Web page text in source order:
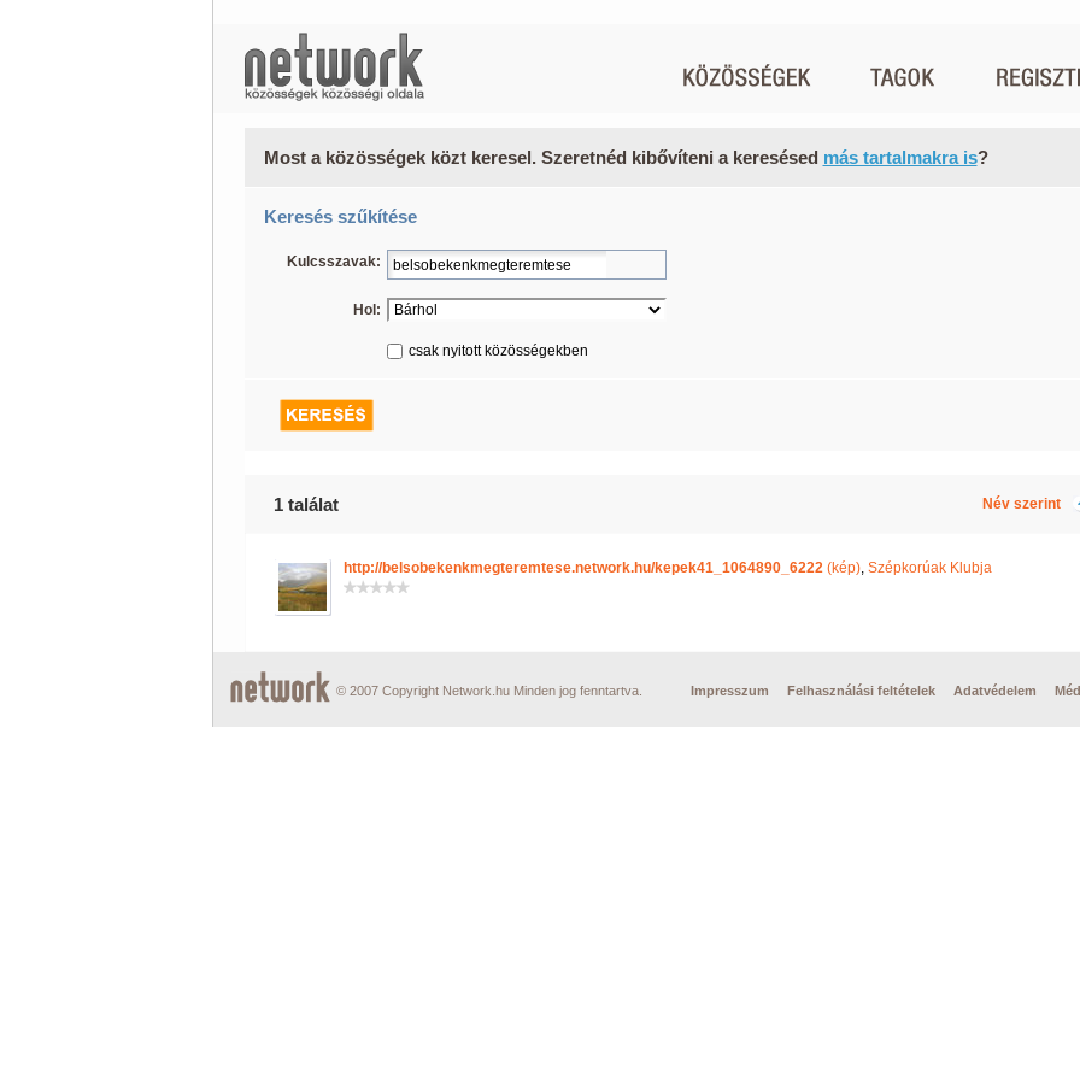
Most a közösségek közt keresel. Szeretnéd kibővíteni a keresésed más tartalmakra is?
Keresés szűkítése
Kulcsszavak:
Hol:
csak nyitott közösségekben
1 találat Név szerint
http://belsobekenkmegteremtese.network.hu/kepek41_1064890_6222(kép), Szépkorúak Klubja
© 2007 Copyright Network.hu Minden jog fenntartva. Impresszum Felhasználási feltételek Adatvédelem